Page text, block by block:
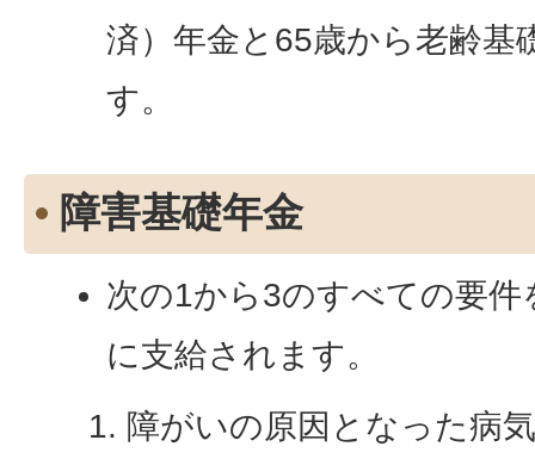
済）年金と65歳から老齢基
す。
障害基礎年金
次の1から3のすべての要
に支給されます。
障がいの原因となった病